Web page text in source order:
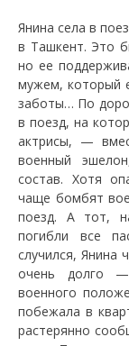
Янина села в
в Ташкент. Это
но ее
мужем, который
заботы… По
в поезд, на
актрисы, —
военный
состав. Хотя
чаще бомбят
поезд. А тот,
погибли все
случился, Янина
очень долго
военного
побежала в
растерянно